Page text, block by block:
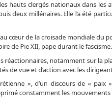
hauts clergés nationaux dans les
deux millénaires. Elle l’a été
cœur de la croisade mondiale du
de Pie XII, pape durant le fascisme.
réactionnaires, notamment sur la
de vue et d’action avec les
», d’un discours de «
constamment les